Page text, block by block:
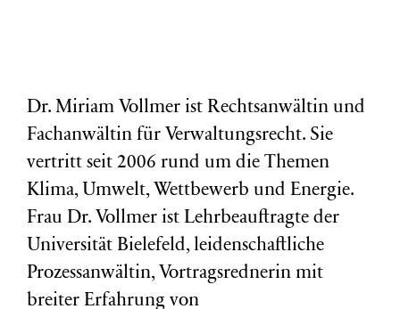
Dr. Miriam Vollmer ist Rechtsanwältin und
Fachanwältin für Verwaltungsrecht. Sie
vertritt seit 2006 rund um die Themen
Klima, Umwelt, Wettbewerb und Energie.
Frau Dr. Vollmer ist Lehrbeauftragte der
Universität Bielefeld, leidenschaftliche
Prozessanwältin, Vortragsrednerin mit
breiter Erfahrung von